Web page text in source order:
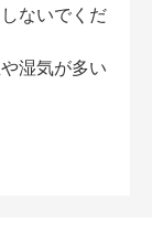
ないでくだ
湿気が多い